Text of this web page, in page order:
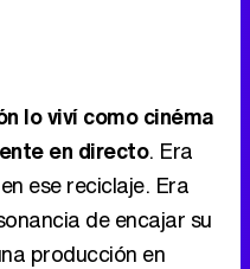
lo viví como cinéma
en directo. Era
ese reciclaje. Era
de encajar su
producción en